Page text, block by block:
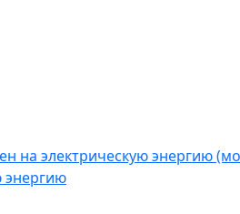
на электрическую энергию
энергию